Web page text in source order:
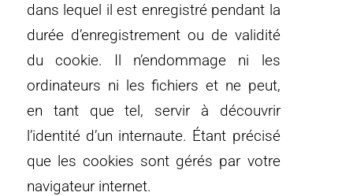
dans lequel il est enregistré pendant la
durée d’enregistrement ou de validité
du cookie. Il n’endommage ni les
ordinateurs ni les fichiers et ne peut,
en tant que tel, servir à découvrir
l’identité d’un internaute. Étant précisé
que les cookies sont gérés par votre
navigateur internet.